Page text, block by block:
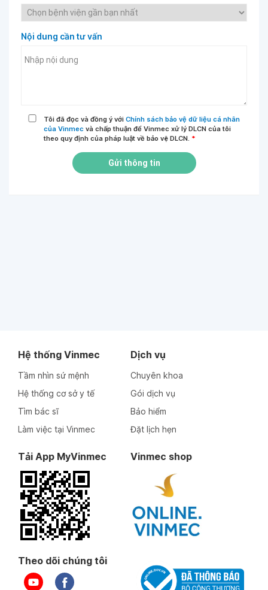
Nội dung cần tư vấn
Tôi đã đọc và đồng ý với Chính sách bảo vệ dữ liệu cá nhân
của Vinmec và chấp thuận để Vinmec xử lý DLCN của tôi
theo quy định của pháp luật về bảo vệ DLCN. *
Gửi thông tin
Hệ thống Vinmec
Tầm nhìn sứ mệnh
Hệ thống cơ sở y tế
Tìm bác sĩ
Làm việc tại Vinmec
Dịch vụ
Chuyên khoa
Gói dịch vụ
Bảo hiểm
Đặt lịch hẹn
Tải App MyVinmec Vinmec shop
Theo dõi chúng tôi